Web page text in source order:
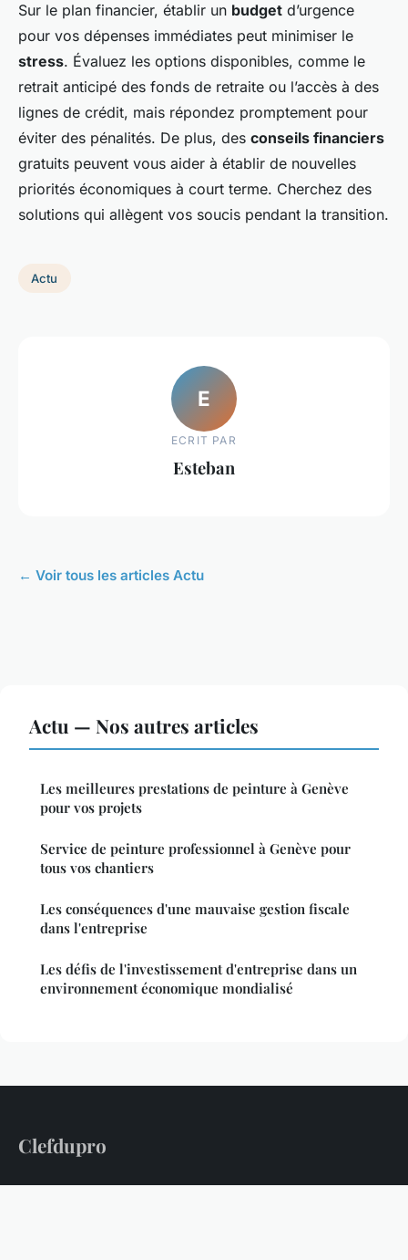
Sur le plan financier, établir un budget d’urgence
pour vos dépenses immédiates peut minimiser le
stress. Évaluez les options disponibles, comme le
retrait anticipé des fonds de retraite ou l’accès à des
lignes de crédit, mais répondez promptement pour
éviter des pénalités. De plus, des conseils financiers
gratuits peuvent vous aider à établir de nouvelles
priorités économiques à court terme. Cherchez des
solutions qui allègent vos soucis pendant la transition.
Actu
E
ECRIT PAR
Esteban
← Voir tous les articles Actu
Actu — Nos autres articles
Les meilleures prestations de peinture à Genève
pour vos projets
Service de peinture professionnel à Genève pour
tous vos chantiers
Les conséquences d'une mauvaise gestion fiscale
dans l'entreprise
Les défis de l'investissement d'entreprise dans un
environnement économique mondialisé
Clefdupro